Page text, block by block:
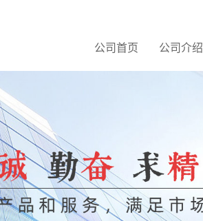
公司首页 公司介绍